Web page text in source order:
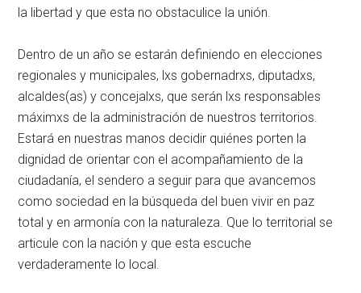
la libertad y que esta no obstaculice la unión.
Dentro de un año se estarán definiendo en elecciones
regionales y municipales, lxs gobernadrxs, diputadxs,
alcaldes(as) y concejalxs, que serán lxs responsables
máximxs de la administración de nuestros territorios.
Estará en nuestras manos decidir quiénes porten la
dignidad de orientar con el acompañamiento de la
ciudadanía, el sendero a seguir para que avancemos
como sociedad en la búsqueda del buen vivir en paz
total y en armonía con la naturaleza. Que lo territorial se
articule con la nación y que esta escuche
verdaderamente lo local.